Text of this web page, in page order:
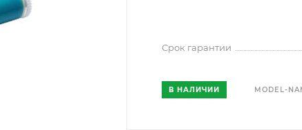
Срок гарантии
В НАЛИЧИИ MODEL-